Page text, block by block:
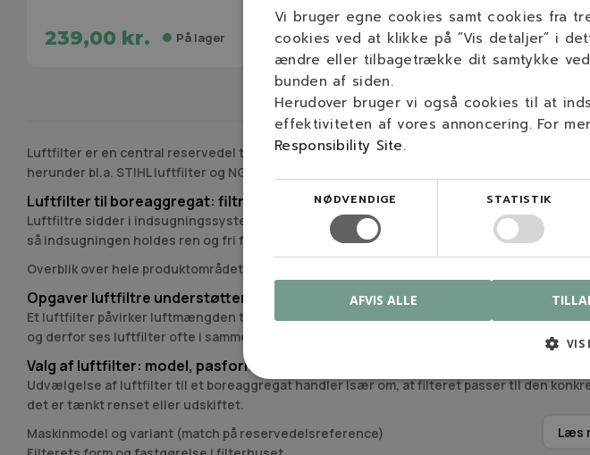
239,00 kr. På lager 94,00 kr. På lager
Luftfilter er en central reservedel til boreaggregater, hvor filtrering af indsugningsluft
herunder bl.a. STIHL luftfilter og NGP Honda luftfilter. Et korrekt og rent filter understøtter
Luftfilter til boreaggregat: filtrering i indsugningen
Luftfiltre sidder i indsugningssystemet og stopper partikler, før luften når karburator og
så indsugningen holdes ren og fri for aflejringer.
Overblik over hele produktområdet findes under
Opgaver luftfiltre understøtter: drift, tomgang og start
Et luftfilter påvirker luftmængden til motoren og har betydning for motorgang, tomgang
og derfor ses luftfilter ofte i samme servicetjek som
karburatordele til boreaggregater.
Valg af luftfilter: model, pasform og filtertype
Udvælgelse af luftfilter til et boreaggregat handler især om, at filteret passer til den
det er tænkt renset eller udskiftet.
Maskinmodel og variant (match på reservedelsreference)
Læs
Vi bruger egne cookies samt cookies fra
cookies ved at klikke på ”Vis detaljer” i
ændre eller tilbagetrække dit samtykke
bunden af siden.
Herudover bruger vi også cookies til at
effektiviteten af vores annoncering. For
Responsibility Site.
NØDVENDIGE STATISTIK
AFVIS ALLE
VIS